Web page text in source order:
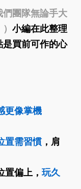
們團隊無論手大
小編在此整理
買前可作的心
更像掌機
置需習慣，肩
偏上， 玩久